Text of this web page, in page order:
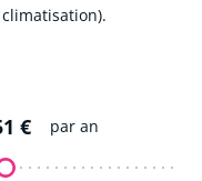
€ par an